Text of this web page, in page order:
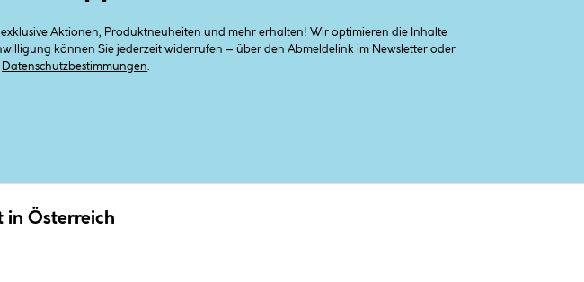
Aktionen, Produktneuheiten und mehr erhalten! Wir optimieren die Inhalte
können Sie jederzeit widerrufen – über den Abmeldelink im Newsletter oder
Datenschutzbestimmungen
in Österreich